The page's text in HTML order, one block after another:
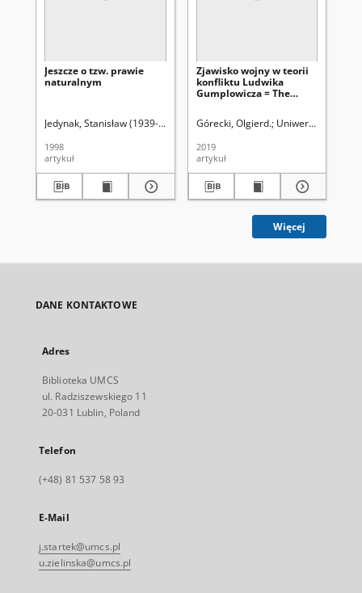
Jeszcze o tzw. prawie
naturalnym
Jedynak, Stanisław (1939-2015) Uniwersytet Marii Curie-Skłodowskiej
1998
artykuł
Zjawisko wojny w teorii
konfliktu Ludwika
Gumplowicza = The
Ludwik Gumplowicz
Górecki, Olgierd. Uniwersytet Marii
2019
artykuł
Więcej
DANE KONTAKTOWE
Adres
Biblioteka UMCS
ul. Radziszewskiego 11
20-031 Lublin, Poland
Telefon
(+48) 81 537 58 93
E-Mail
j.startek@umcs.pl
u.zielinska@umcs.pl